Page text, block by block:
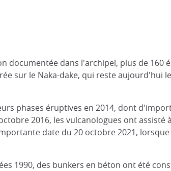
documentée dans l'archipel, plus de 160
sur le Naka-dake, qui reste aujourd'hui
phases éruptives en 2014, dont
2016, les vulcanologues ont assisté
date du 20 octobre 2021, lorsque
1990, des bunkers en béton ont été